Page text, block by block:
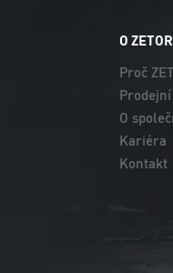
O
Proč
O
Kariéra
Kontakt